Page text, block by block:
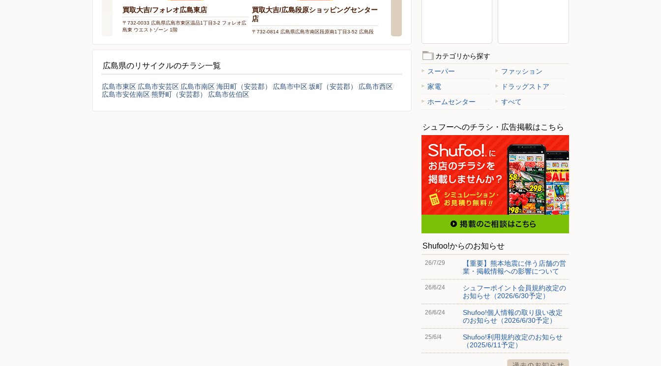
買取大吉/フォレオ広島東店
〒732-0033 広島県広島市東区温品1丁目3-2 フォレオ広
島東 ウエストゾーン 1階
買取大吉/広島段原ショッピングセンター
店
〒732-0814 広島県広島市南区段原南1丁目3-52 広島段
広島県のリサイクルのチラシ一覧
広島市東区 広島市安芸区 広島市南区海田町（安芸郡） 広島市中区坂町（安芸郡）
広島市西区
広島市安佐南区熊野町（安芸郡） 広島市佐伯区
カテゴリから探す
スーパー
ファッション
家電
ドラッグストア
ホームセンター
すべて
シュフーへのチラシ・広告掲載はこちら
Shufoo!からのお知らせ
26/7/29
【重要】熊本地震に伴う店舗の営
業・掲載情報への影響について
26/6/24
シュフーポイント会員規約改定の
お知らせ（2026/6/30予定）
26/6/24
Shufoo!個人情報の取り扱い改定
のお知らせ（2026/6/30予定）
25/6/4
Shufoo!利用規約改定のお知らせ
（2025/6/11予定）